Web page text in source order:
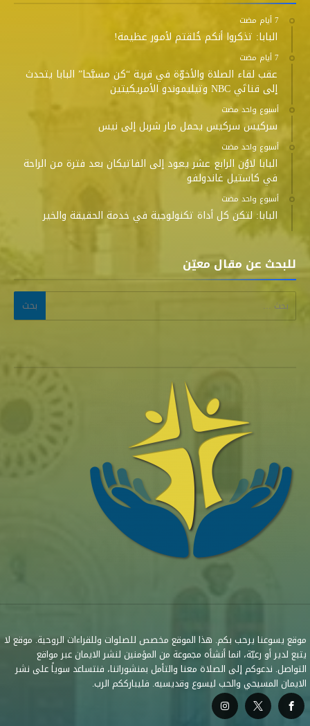
البابا: تذكروا أنكم خُلقتم لأمور عظيمة!
عقب لقاء الصلاة والأخوّة في قرية “كن مسبَّحا” البابا يتحدث
إلى قناتَي NBC وتيليموندو الأمريكيتين
‫‫‫‏‫أسبوع واحد مضت‬
سركيس سركيس يحمل مار شربل إلى نيس
‫‫‫‏‫أسبوع واحد مضت‬
البابا لاوُن الرابع عشر يعود إلى الفاتيكان بعد فترة من الراحة
في كاستيل غاندولفو
‫‫‫‏‫أسبوع واحد مضت‬
البابا: لتكن كل أداة تكنولوجية في خدمة الحقيقة والخير
للبحث عن مقال معيّن
البحث عن:
موقع يسوعنا يرحب بكم. هذا الموقع مخصص للصلوات وللقراءات الروحية. موقع لا
يتبع لدير أو رعيّة، انما أنشأه مجموعة من المؤمنين لنشر الايمان عبر مواقع
التواصل. ندعوكم إلى الصلاة معنا والتأمل بمنشوراتنا، فنتساعد سوياً على نشر
الايمان المسيحي والحب ليسوع وقديسيه. فليبارككم الرب.